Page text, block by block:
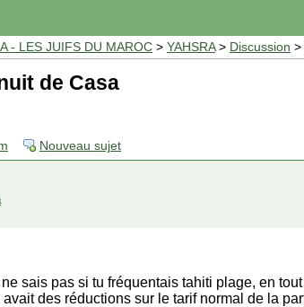
- LES JUIFS DU MAROC > YAHSRA> Discussion >
de Casa
Nouveau sujet
sais pas si tu fréquentais tahiti plage, en
des réductions sur le tarif normal de la